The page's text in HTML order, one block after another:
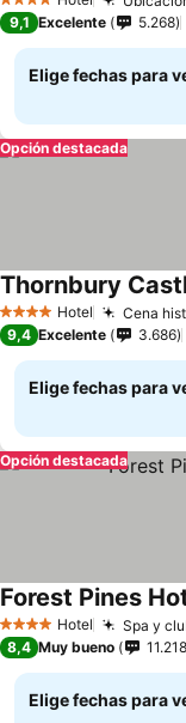
4 Estrellas
9,1 Excelente 5.268
Elige fechas para
Opción destacada
4 EstrellasHotel Cena
Thornbury
9,4 Excelente 3.686
Elige fechas para
Opción destacada
4 EstrellasHotel Spa y
Forest Pines
8,4 Muy bueno 11.218
Elige fechas para